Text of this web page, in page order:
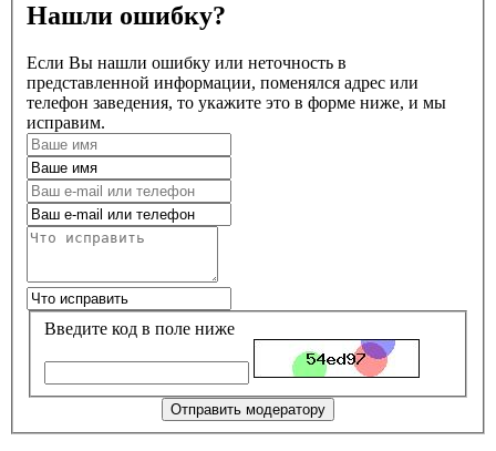
Нашли ошибку?
Если Вы нашли ошибку или неточность в
представленной информации, поменялся адрес или
телефон заведения, то укажите это в форме ниже, и мы
исправим.
Введите код в поле ниже
Отправить модератору